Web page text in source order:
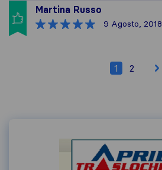
Martina Russo
9 Agosto, 2018
1 2